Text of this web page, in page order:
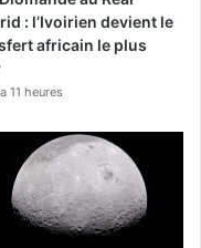
: l’Ivoirien devient le
africain le plus
11 heures